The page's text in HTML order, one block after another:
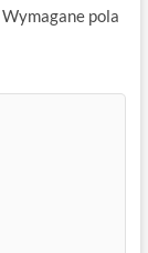
Wymagane pola